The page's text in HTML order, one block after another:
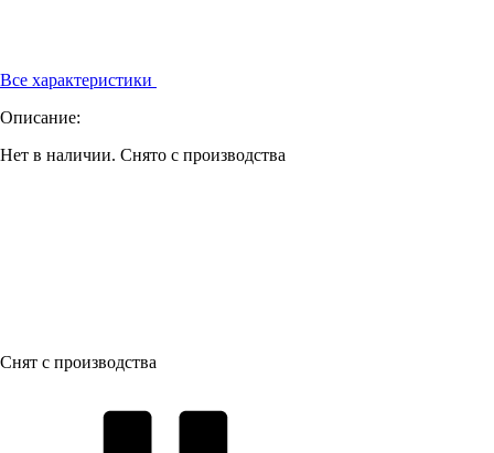
Все характеристики
Описание:
Нет в наличии. Снято с производства
Снят с производства